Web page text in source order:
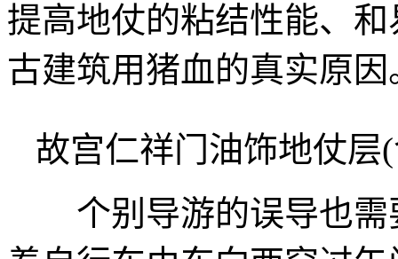
提高地仗的粘结性能、
古建筑用猪血的真实原因
故宫仁祥门油饰地仗层
个别导游的误导也需